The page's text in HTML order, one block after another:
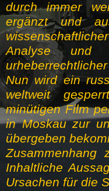
durch immer
ergänzt und
Analyse und
Nun wird ein
weltweit
minütigen Film
in Moskau zur
übergeben
Zusammenhang
Inhaltliche
Ursachen für die